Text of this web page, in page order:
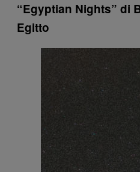
“Egyptian Nights” di
Egitto